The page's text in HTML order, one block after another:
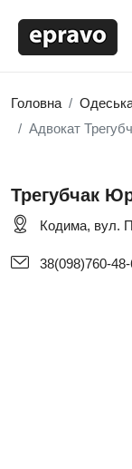
Головна
Адвокат
Трегубчак
Кодима, вул.
38(098)760-